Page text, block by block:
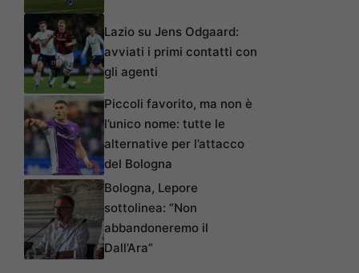
Lazio su Jens Odgaard:
avviati i primi contatti con
gli agenti
Piccoli favorito, ma non è
l’unico nome: tutte le
alternative per l’attacco
del Bologna
Bologna, Lepore
sottolinea: “Non
abbandoneremo il
Dall’Ara”